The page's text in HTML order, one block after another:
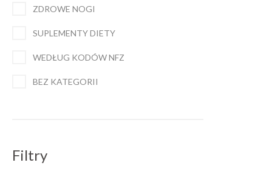
ZDROWE NOGI
SUPLEMENTY DIETY
WEDŁUG KODÓW NFZ
BEZ KATEGORII
Filtry